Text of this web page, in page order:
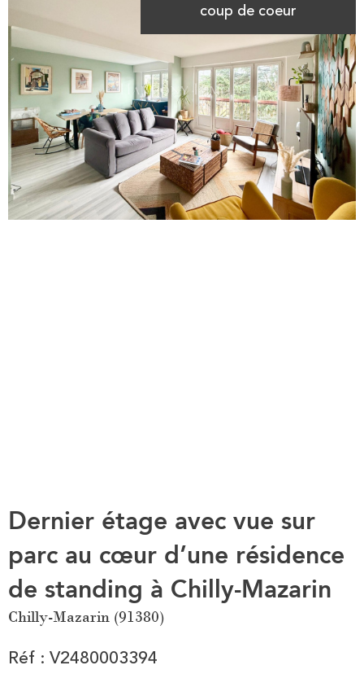
coup de coeur
Dernier étage avec vue sur
parc au cœur d’une résidence
de standing à Chilly-Mazarin
Chilly-Mazarin (91380)
Réf : V2480003394